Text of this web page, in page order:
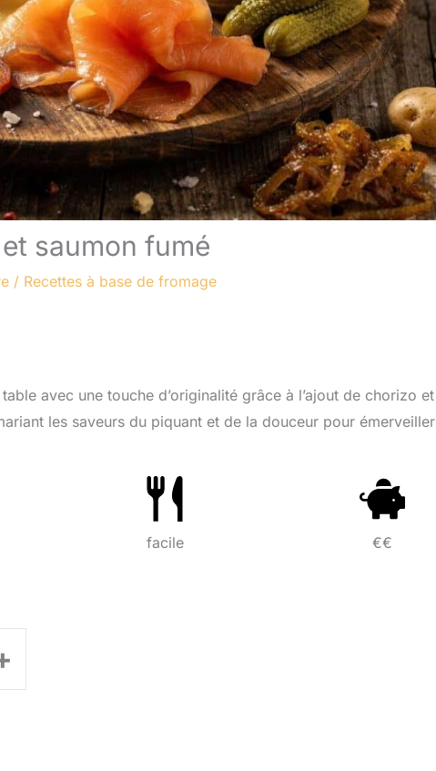
saumon fumé
/ Recettes à base de fromage
avec une touche d’originalité grâce à l’ajout de chorizo et
les saveurs du piquant et de la douceur pour émerveiller
facile €€